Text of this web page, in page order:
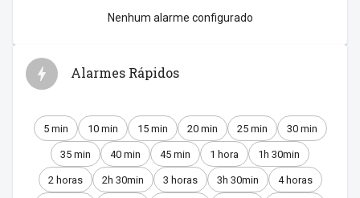
Nenhum alarme configurado
Alarmes Rápidos
5 min 10 min 15 min 20 min 25 min 30 min
35 min 40 min 45 min 1 hora 1h 30min
2 horas 2h 30min 3 horas 3h 30min 4 horas